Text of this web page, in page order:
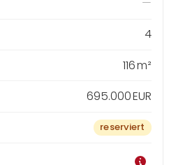
4
116 m²
695.000 EUR
reserviert